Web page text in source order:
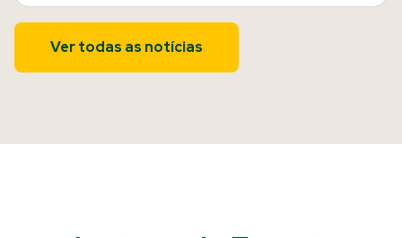
Ver todas as notícias